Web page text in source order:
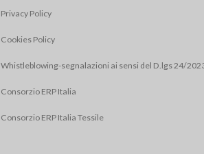
Privacy Policy
Cookies Policy
Whistleblowing-segnalazioni ai sensi del D.lgs 24/
Consorzio ERP Italia
Consorzio ERP Italia Tessile